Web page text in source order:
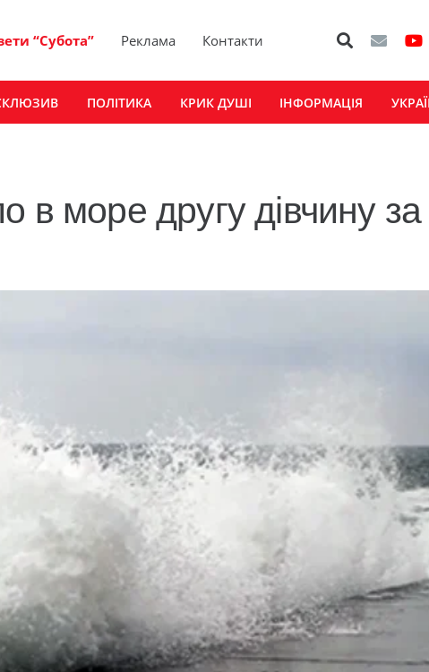
“Субота” Реклама Контакти
ПОЛІТИКА КРИК ДУШІ ІНФОРМАЦІЯ
в море другу дівчину за